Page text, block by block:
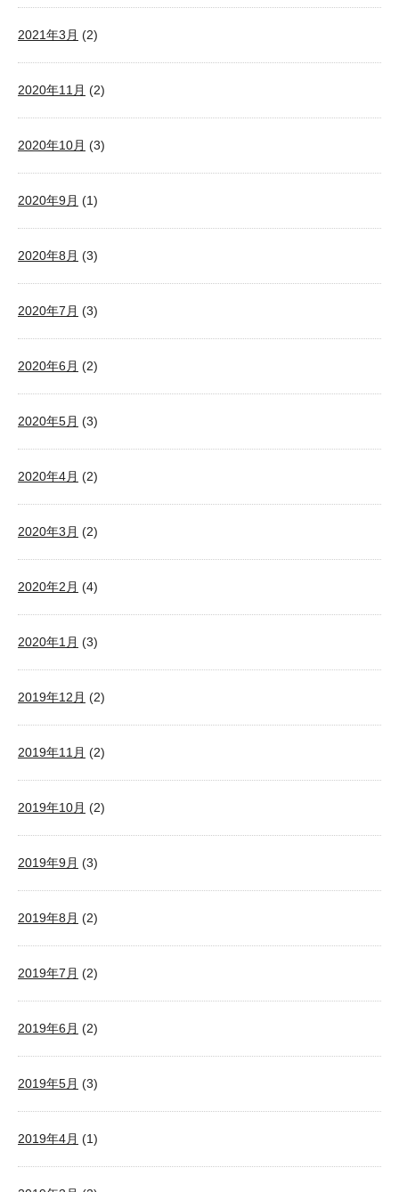
2021年3月 (2)
2020年11月 (2)
2020年10月 (3)
2020年9月 (1)
2020年8月 (3)
2020年7月 (3)
2020年6月 (2)
2020年5月 (3)
2020年4月 (2)
2020年3月 (2)
2020年2月 (4)
2020年1月 (3)
2019年12月 (2)
2019年11月 (2)
2019年10月 (2)
2019年9月 (3)
2019年8月 (2)
2019年7月 (2)
2019年6月 (2)
2019年5月 (3)
2019年4月 (1)